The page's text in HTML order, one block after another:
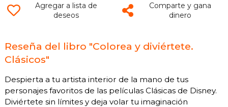
Agregar a lista de
deseos
Comparte y gana
dinero
Reseña del libro "Colorea y diviértete.
Clásicos"
Despierta a tu artista interior de la mano de tus
personajes favoritos de las películas Clásicas de Disney.
Diviértete sin límites y deja volar tu imaginación